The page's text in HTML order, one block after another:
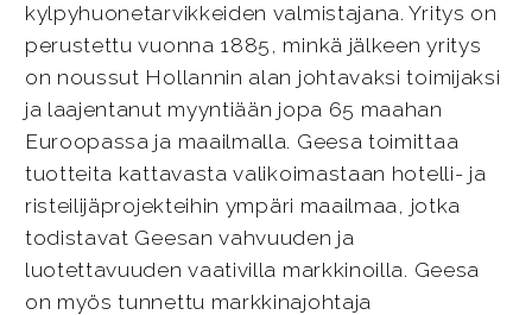
kylpyhuonetarvikkeiden valmistajana. Yritys on
perustettu vuonna 1885, minkä jälkeen yritys
on noussut Hollannin alan johtavaksi toimijaksi
ja laajentanut myyntiään jopa 65 maahan
Euroopassa ja maailmalla. Geesa toimittaa
tuotteita kattavasta valikoimastaan hotelli- ja
risteilijäprojekteihin ympäri maailmaa, jotka
todistavat Geesan vahvuuden ja
luotettavuuden vaativilla markkinoilla. Geesa
on myös tunnettu markkinajohtaja